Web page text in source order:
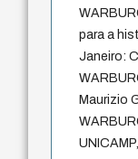
para a
Janeiro:
Maurizio